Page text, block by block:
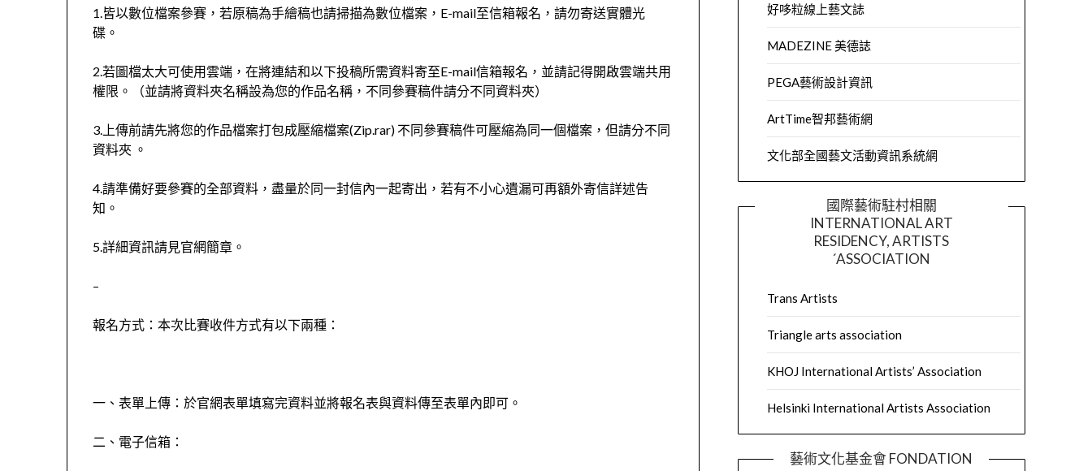
1.皆以數位檔案參賽，若原稿為手繪稿也請掃描為數位檔案，E-mail至信箱報名，請勿寄送實體光
碟。
2.若圖檔太大可使用雲端，在將連結和以下投稿所需資料寄至E-mail信箱報名，並請記得開啟雲端共用
權限。（並請將資料夾名稱設為您的作品名稱，不同參賽稿件請分不同資料夾）
3.上傳前請先將您的作品檔案打包成壓縮檔案(Zip.rar) 不同參賽稿件可壓縮為同一個檔案，但請分不同
資料夾 。
4.請準備好要參賽的全部資料，盡量於同一封信內一起寄出，若有不小心遺漏可再額外寄信詳述告
知。
5.詳細資訊請見官網簡章。
–
報名方式：本次比賽收件方式有以下兩種：
一、表單上傳：於官網表單填寫完資料並將報名表與資料傳至表單內即可。
二、電子信箱：
好哆粒線上藝文誌
MADEZINE 美德誌
PEGA藝術設計資訊
ArtTime智邦藝術網
文化部全國藝文活動資訊系統網
國際藝術駐村相關
INTERNATIONAL ART
RESIDENCY, ARTISTS
´ASSOCIATION
Trans Artists
Triangle arts association
KHOJ International Artists’ Association
Helsinki International Artists Association
藝術文化基金會 FONDATION